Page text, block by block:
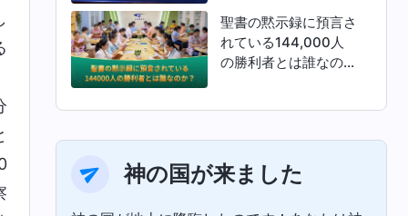
聖書の黙示録に預言さ
れている144,000人
の勝利者とは誰なの
神の国が来ました